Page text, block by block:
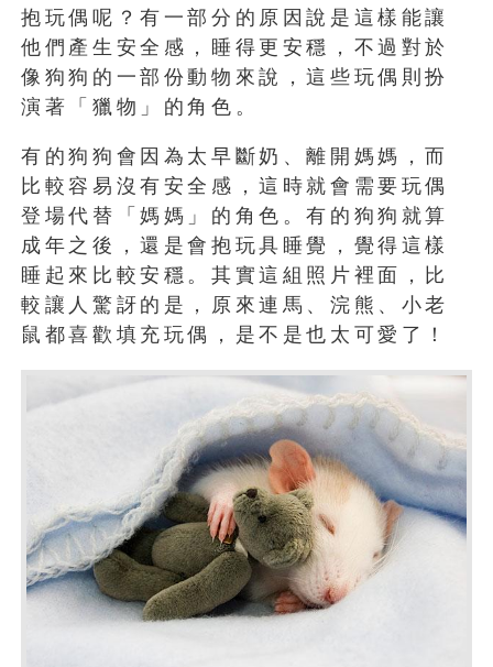
抱玩偶呢？有一部分的原因說是這樣能讓
他們產生安全感，睡得更安穩，不過對於
像狗狗的一部份動物來說，這些玩偶則扮
演著「獵物」的角色。
有的狗狗會因為太早斷奶、離開媽媽，而
比較容易沒有安全感，這時就會需要玩偶
登場代替「媽媽」的角色。有的狗狗就算
成年之後，還是會抱玩具睡覺，覺得這樣
睡起來比較安穩。其實這組照片裡面，比
較讓人驚訝的是，原來連馬、浣熊、小老
鼠都喜歡填充玩偶，是不是也太可愛了！